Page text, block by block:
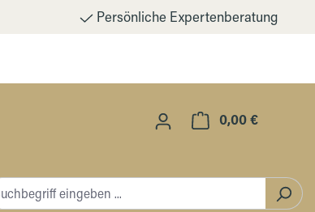
Persönliche Expertenberatung
0,00 €